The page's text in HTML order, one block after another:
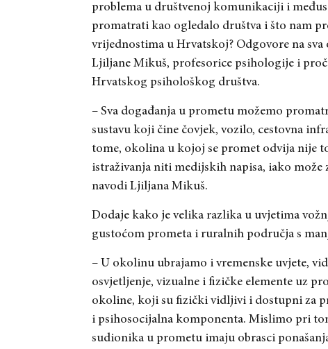
problema u društvenoj komunikaciji i
promatrati kao ogledalo društva i što nam
vrijednostima u Hrvatskoj? Odgovore na
Ljiljane Mikuš, profesorice psihologije i
Hrvatskog psihološkog društva.
– Sva događanja u prometu možemo
sustavu koji čine čovjek, vozilo, cestovna
tome, okolina u kojoj se promet odvija nije
istraživanja niti medijskih napisa, iako
navodi Ljiljana Mikuš.
Dodaje kako je velika razlika u uvjetima
gustoćom prometa i ruralnih područja s
– U okolinu ubrajamo i vremenske uvjete,
osvjetljenje, vizualne i fizičke elemente uz
okoline, koji su fizički vidljivi i dostupni za
i psihosocijalna komponenta. Mislimo pri
sudionika u prometu imaju obrasci